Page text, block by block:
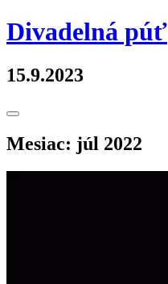
Skip
to
Divadelná púť
15.9.2023
Toggle
Mesiac: júl 2022